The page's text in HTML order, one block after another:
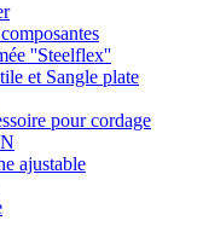
''Steelflex''
et Sangle plate
pour cordage
ajustable